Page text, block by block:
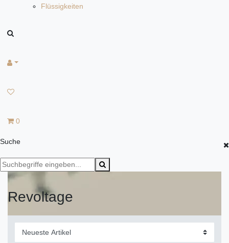
Flüssigkeiten
0
Suche
Revoltage